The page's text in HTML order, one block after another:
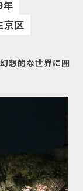
京区
想的な世界に囲